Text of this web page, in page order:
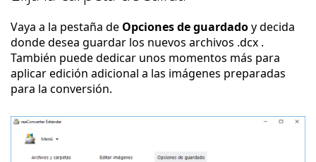
Vaya a la pestaña de Opciones de guardadoy decida
donde desea guardar los nuevos archivos .dcx .
También puede dedicar unos momentos más para
aplicar edición adicional a las imágenes preparadas
para la conversión.